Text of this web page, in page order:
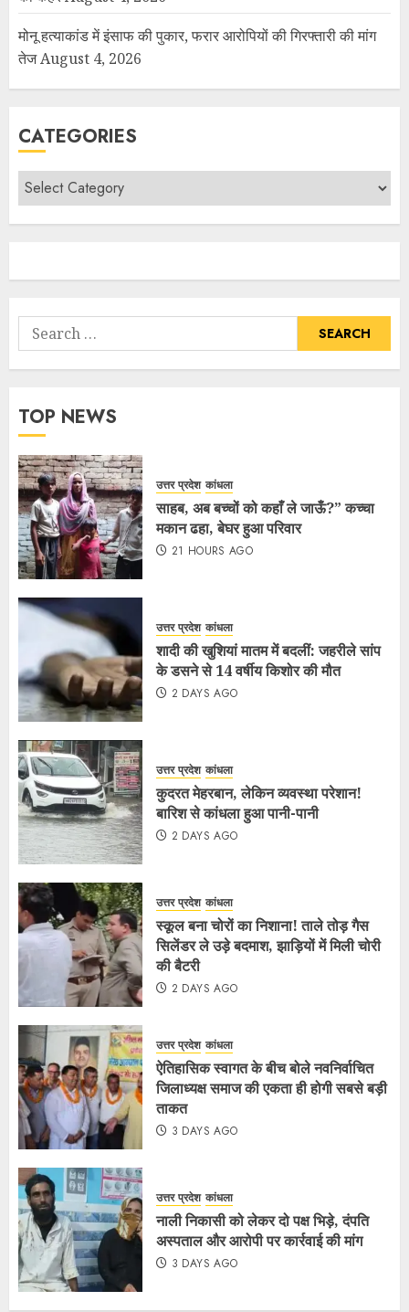
मोनू हत्याकांड में इंसाफ की पुकार, फरार आरोपियों की गिरफ्तारी की मांग
तेजAugust 4, 2026
CATEGORIES
TOP NEWS
उत्तर प्रदेश कांधला
साहब, अब बच्चों को कहाँ ले जाऊँ?” कच्चा
मकान ढहा, बेघर हुआ परिवार
21 HOURS AGO
उत्तर प्रदेश कांधला
शादी की खुशियां मातम में बदलीं: जहरीले सांप
के डसने से 14 वर्षीय किशोर की मौत
2 DAYS AGO
उत्तर प्रदेश कांधला
कुदरत मेहरबान, लेकिन व्यवस्था परेशान!
बारिश से कांधला हुआ पानी-पानी
2 DAYS AGO
उत्तर प्रदेश कांधला
स्कूल बना चोरों का निशाना! ताले तोड़ गैस
सिलेंडर ले उड़े बदमाश, झाड़ियों में मिली चोरी
की बैटरी
2 DAYS AGO
उत्तर प्रदेश कांधला
ऐतिहासिक स्वागत के बीच बोले नवनिर्वाचित
जिलाध्यक्ष समाज की एकता ही होगी सबसे बड़ी
ताकत
3 DAYS AGO
उत्तर प्रदेश कांधला
नाली निकासी को लेकर दो पक्ष भिड़े, दंपति
अस्पताल और आरोपी पर कार्रवाई की मांग
3 DAYS AGO